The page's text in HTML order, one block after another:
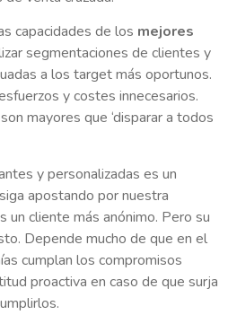
capacidades de los mejores
segmentaciones de clientes y
a los target más oportunos.
y costes innecesarios.
mayores que ‘disparar a todos
y personalizadas es un
apostando por nuestra
un cliente más anónimo. Pero su
Depende mucho de que en el
cumplan los compromisos
proactiva en caso de que surja